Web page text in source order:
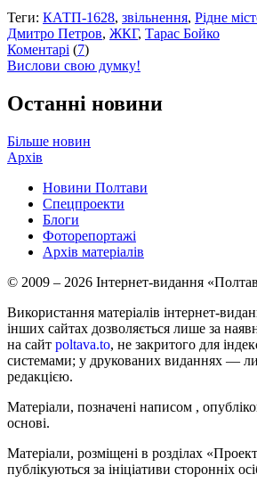
Теги: КАТП-1628, звільнення, Рідне
Дмитро Петров, ЖКГ, Тарас Бойко
Коментарі (7)
Вислови свою думку!
Останні новини
Більше новин
Архів
Новини Полтави
Спецпроекти
Блоги
Фоторепортажі
Архів матеріалів
© 2009 – 2026 Інтернет-видання
Використання матеріалів інтернет-
інших сайтах дозволяється лише за
на сайт poltava.to, не закритого для
системами; у друкованих виданнях —
редакцією.
Матеріали, позначені написом ,
основі.
Матеріали, розміщені в розділах
публікуються за ініціативи сторонніх